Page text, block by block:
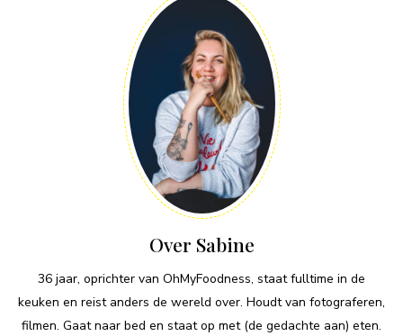
Over Sabine
36 jaar, oprichter van OhMyFoodness, staat fulltime in de
keuken en reist anders de wereld over. Houdt van fotograferen,
filmen. Gaat naar bed en staat op met (de gedachte aan) eten.